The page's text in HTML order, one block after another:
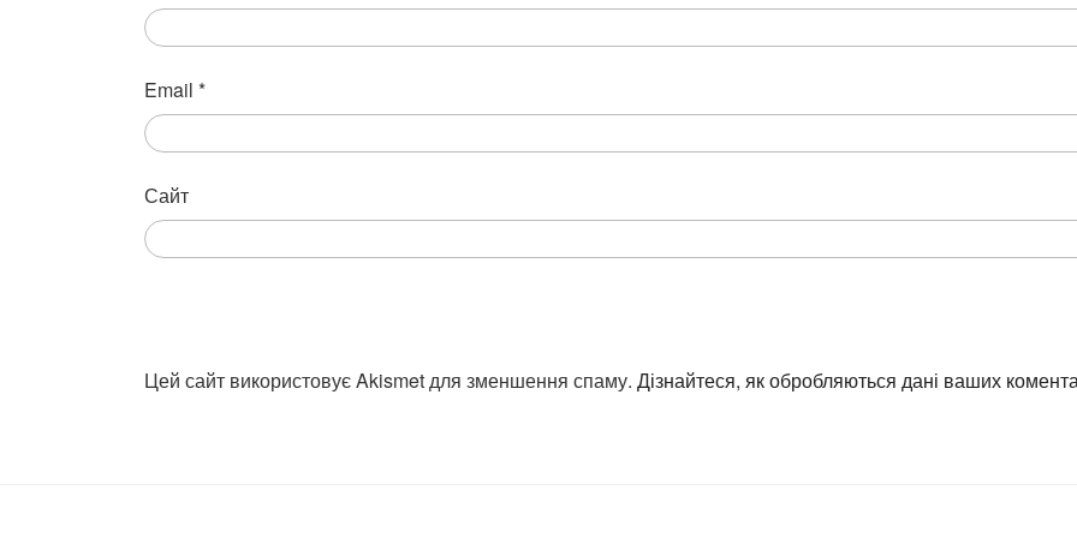
Email *
Сайт
Цей сайт використовує Akismet для зменшення спаму. Дізнайтеся, як обробляються дані ваших